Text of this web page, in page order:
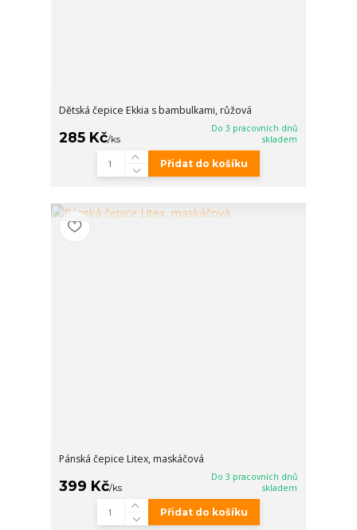
Dětská čepice Ekkia s bambulkami, růžová
285 Kč/ks
Do 3 pracovních dnů
skladem
Přidat do košíku
Pánská čepice Litex, maskáčová
399 Kč/ks
Do 3 pracovních dnů
skladem
Přidat do košíku